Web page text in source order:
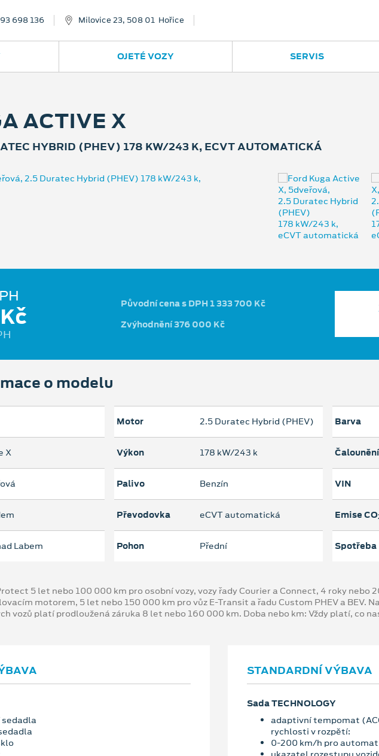
698 136 Milovice 23, 508 01 Hořice
OJETÉ VOZY SERVIS
ACTIVE X
HYBRID (PHEV) 178 KW/243 K, ECVT AUTOMATICKÁ
Původní cena s DPH 1 333 700 Kč
Zvýhodnění 376 000 Kč
o modelu
X
Labem
Motor 2.5 Duratec Hybrid (PHEV)
Výkon 178 kW/243 k
Palivo Benzín
Převodovka eCVT automatická
Pohon Přední
Barva
Čalounění
VIN
Emise CO
Spotřeba
5 let nebo 100 000 km pro osobní vozy, vozy řady Courier a Connect, 4 roky nebo
motorem, 5 let nebo 150 000 km pro vůz E-Transit a řadu Custom PHEV a BEV.
vozů platí prodloužená záruka 8 let nebo 160 000 km. Doba nebo km: Vždy platí, co
STANDARDNÍ VÝBAVA
Sada TECHNOLOGY
adaptivní tempomat
rychlosti v rozpětí:
0-200 km/h pro